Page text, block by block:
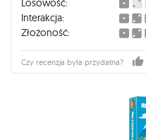
Losowość:
Interakcja:
Złożoność:
Czy recenzja była przydatna?